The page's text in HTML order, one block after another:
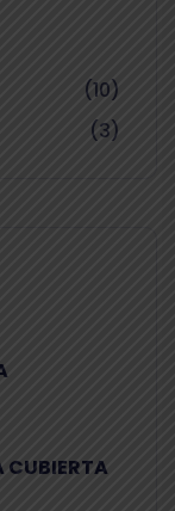
(10)
(3)
CUBIERTA